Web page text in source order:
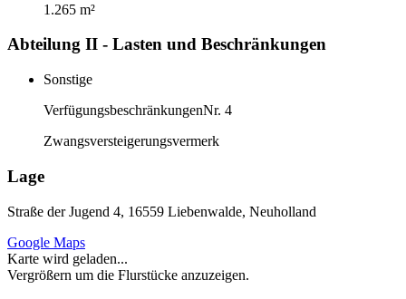
1.265 m²
Abteilung II - Lasten und Beschränkungen
Sonstige
VerfügungsbeschränkungenNr. 4
Zwangsversteigerungsvermerk
Lage
Straße der Jugend 4, 16559 Liebenwalde, Neuholland
Google Maps
Karte wird geladen...
Vergrößern um die Flurstücke anzuzeigen.